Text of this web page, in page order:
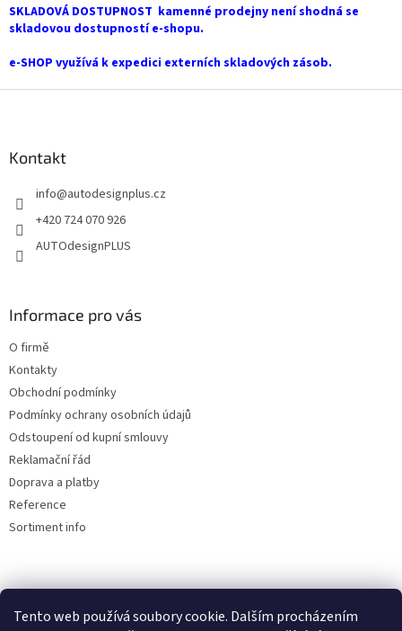
Tento web používá soubory cookie. Dalším procházením
SKLADOVÁ DOSTUPNOST kamenné prodejny není shodná se
skladovou dostupností e-shopu.
e-SHOP využívá k expedici externích skladových zásob.
Kontakt
info@autodesignplus.cz
+420 724 070 926
AUTOdesignPLUS
Informace pro vás
O firmě
Kontakty
Obchodní podmínky
Podmínky ochrany osobních údajů
Odstoupení od kupní smlouvy
Reklamační řád
Doprava a platby
Reference
Sortiment info
Reklamační řád